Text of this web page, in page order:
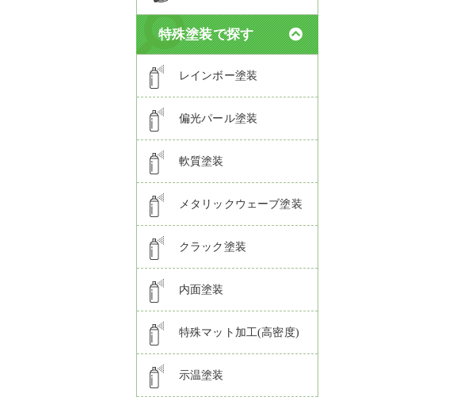
特殊塗装で探す
レインボー塗装
偏光パール塗装
軟質塗装
メタリックウェーブ塗装
クラック塗装
内面塗装
特殊マット加工(高密度)
示温塗装